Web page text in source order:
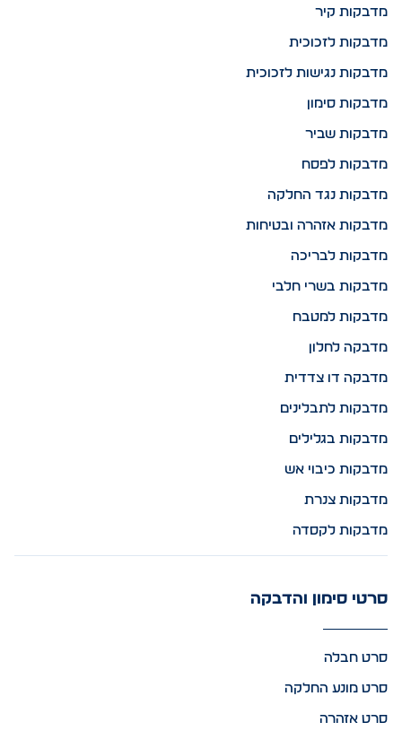
מדבקות קיר
מדבקות לזכוכית
מדבקות נגישות לזכוכית
מדבקות סימון
מדבקות שביר
מדבקות לפסח
מדבקות נגד החלקה
מדבקות אזהרה ובטיחות
מדבקות לבריכה
מדבקות בשרי חלבי
מדבקות למטבח
מדבקה לחלון
מדבקה דו צדדית
מדבקות לתבלינים
מדבקות בגלילים
מדבקות כיבוי אש
מדבקות צנרת
מדבקות לקסדה
סרטי סימון והדבקה
סרט חבלה
סרט מונע החלקה
סרט אזהרה